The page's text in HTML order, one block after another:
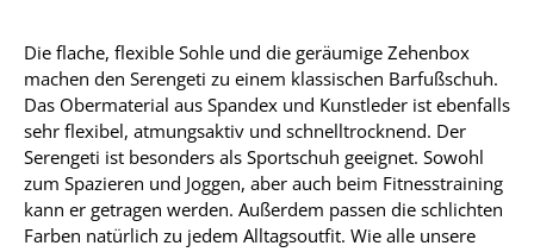
Die flache, flexible Sohle und die geräumige Zehenbox
machen den Serengeti zu einem klassischen Barfußschuh.
Das Obermaterial aus Spandex und Kunstleder ist ebenfalls
sehr flexibel, atmungsaktiv und schnelltrocknend. Der
Serengeti ist besonders als Sportschuh geeignet. Sowohl
zum Spazieren und Joggen, aber auch beim Fitnesstraining
kann er getragen werden. Außerdem passen die schlichten
Farben natürlich zu jedem Alltagsoutfit. Wie alle unsere